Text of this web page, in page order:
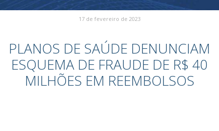
17 de fevereiro de 2023
PLANOS DE SAÚDE DENUNCIAM
ESQUEMA DE FRAUDE DE R$ 40
MILHÕES EM REEMBOLSOS